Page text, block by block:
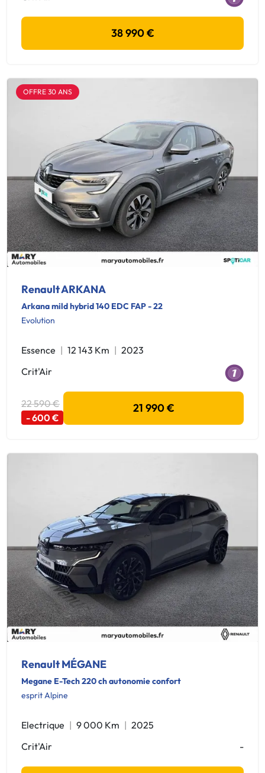
38 990 €
OFFRE 30 ANS
Renault ARKANA
Arkana mild hybrid 140 EDC FAP - 22
Evolution
Essence 12 143 Km
2023
Crit'Air
22 590 €
- 600 €
21 990 €
Renault MÉGANE
Megane E-Tech 220 ch autonomie confort
esprit Alpine
Electrique 9 000 Km
2025
Crit'Air
-